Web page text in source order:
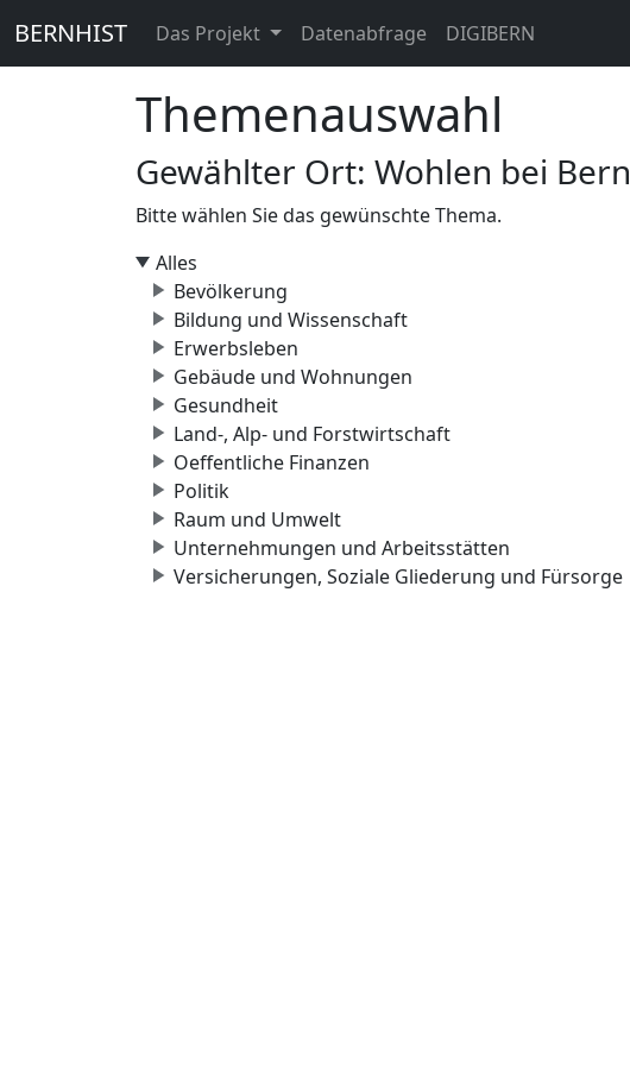
BERNHIST Das Projekt Datenabfrage DIGIBERN
Themenauswahl
Gewählter Ort: Wohlen bei Bern
Bitte wählen Sie das gewünschte Thema.
Alles
Bevölkerung
Bildung und Wissenschaft
Erwerbsleben
Gebäude und Wohnungen
Gesundheit
Land-, Alp- und Forstwirtschaft
Oeffentliche Finanzen
Politik
Raum und Umwelt
Unternehmungen und Arbeitsstätten
Versicherungen, Soziale Gliederung und Fürsorge